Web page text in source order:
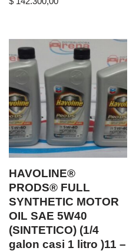
HAVOLINE®
PRODS® FULL
SYNTHETIC MOTOR
OIL SAE 5W40
(SINTETICO) (1/4
galon casi 1 litro )11 –